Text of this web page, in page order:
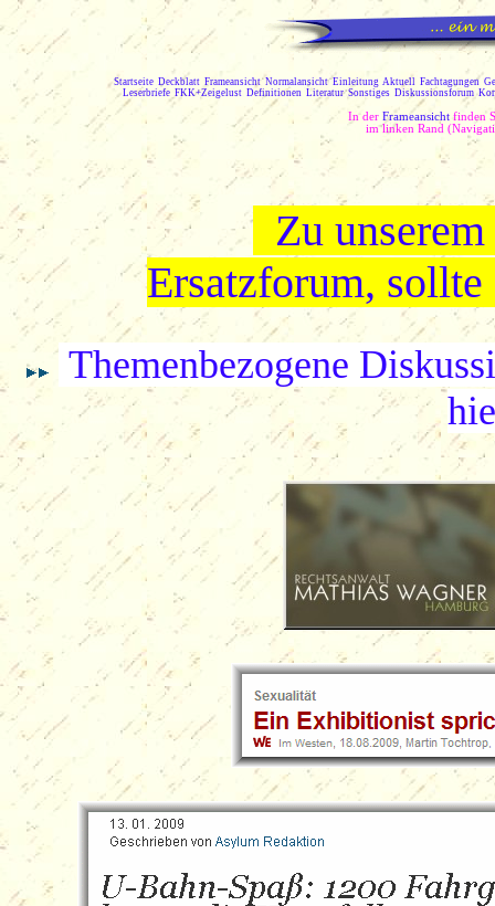
Startseite Deckblatt Frameansicht Normalansicht Einleitung Aktuell Fachtagungen
Leserbriefe FKK+Zeigelust Definitionen Literatur Sonstiges Diskussionsforum
In der Frameansichtfinden
im linken Rand
Zu unserem
Ersatzforum, sollte
Themenbezogene